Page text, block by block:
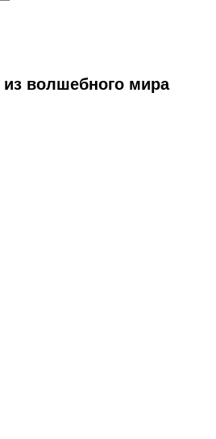
волшебного мира